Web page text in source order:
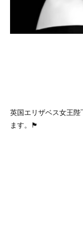
英国エリザベス女王
ます。🏴